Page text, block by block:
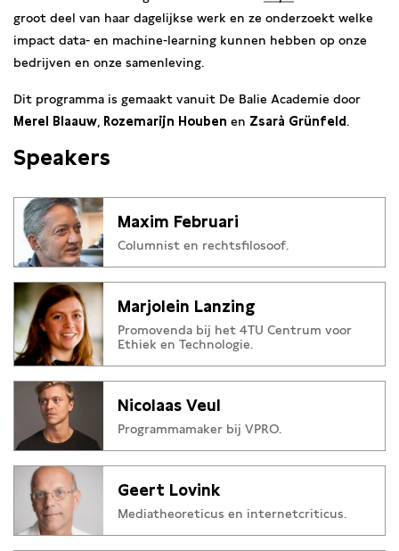
groot deel van haar dagelijkse werk en ze onderzoekt welke
impact data- en machine-learning kunnen hebben op onze
bedrijven en onze samenleving.
Dit programma is gemaakt vanuit De Balie Academie door
Merel Blaauw
Rozemarijn Houben en Zsarà Grünfeld .
Speakers
Maxim Februari
Columnist en rechtsfilosoof.
Marjolein Lanzing
Promovenda bij het 4TU Centrum voor
Ethiek en Technologie.
Nicolaas Veul
Programmamaker bij VPRO.
Geert Lovink
Mediatheoreticus en internetcriticus.